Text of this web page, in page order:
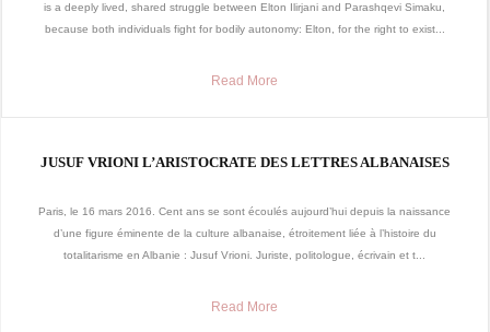
is a deeply lived, shared struggle between Elton Ilirjani and Parashqevi Simaku,
because both individuals fight for bodily autonomy: Elton, for the right to exist...
Read More
JUSUF VRIONI L’ARISTOCRATE DES LETTRES ALBANAISES
Paris, le 16 mars 2016. Cent ans se sont écoulés aujourd’hui depuis la naissance
d’une figure éminente de la culture albanaise, étroitement liée à l’histoire du
totalitarisme en Albanie : Jusuf Vrioni. Juriste, politologue, écrivain et t...
Read More